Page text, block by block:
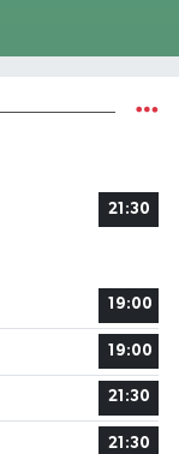
21:30
19:00
19:00
21:30
21:30